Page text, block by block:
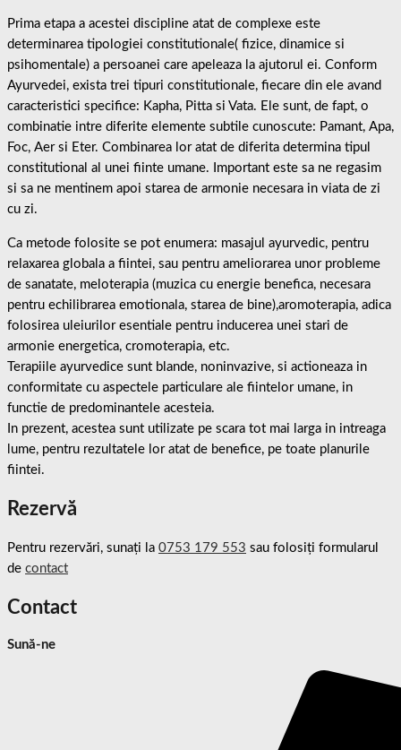
Prima etapa a acestei discipline atat de complexe este
determinarea tipologiei constitutionale( fizice, dinamice si
psihomentale) a persoanei care apeleaza la ajutorul ei. Conform
Ayurvedei, exista trei tipuri constitutionale, fiecare din ele avand
caracteristici specifice: Kapha, Pitta si Vata. Ele sunt, de fapt, o
combinatie intre diferite elemente subtile cunoscute: Pamant, Apa,
Foc, Aer si Eter. Combinarea lor atat de diferita determina tipul
constitutional al unei fiinte umane. Important este sa ne regasim
si sa ne mentinem apoi starea de armonie necesara in viata de zi
cu zi.
Ca metode folosite se pot enumera: masajul ayurvedic, pentru
relaxarea globala a fiintei, sau pentru ameliorarea unor probleme
de sanatate, meloterapia (muzica cu energie benefica, necesara
pentru echilibrarea emotionala, starea de bine),aromoterapia, adica
folosirea uleiurilor esentiale pentru inducerea unei stari de
armonie energetica, cromoterapia, etc.
Terapiile ayurvedice sunt blande, noninvazive, si actioneaza in
conformitate cu aspectele particulare ale fiintelor umane, in
functie de predominantele acesteia.
In prezent, acestea sunt utilizate pe scara tot mai larga in intreaga
lume, pentru rezultatele lor atat de benefice, pe toate planurile
fiintei.
Rezervă
Pentru rezervări, sunați la 0753 179 553 sau folosiți formularul
de contact
Contact
Sună-ne